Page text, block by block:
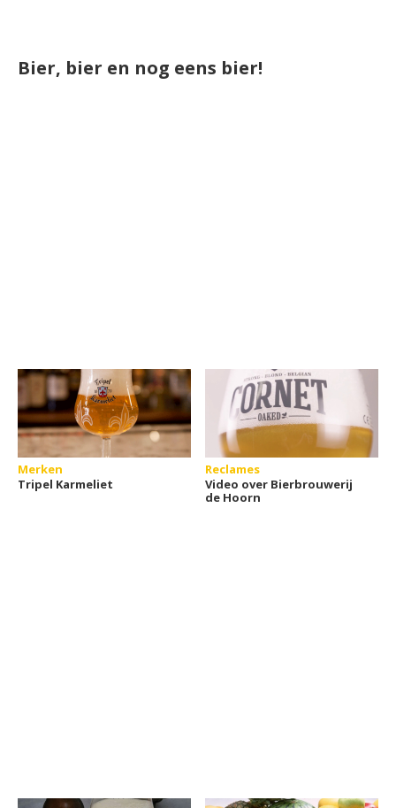
Bier, bier en nog eens bier!
Merken
Tripel Karmeliet
Reclames
Video over Bierbrouwerij
de Hoorn